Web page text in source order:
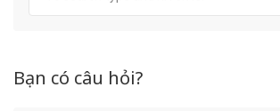
Bạn có câu hỏi?